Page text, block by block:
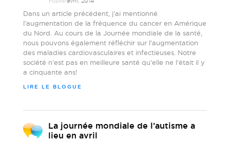
Dans un article précédent, j’ai mentionné
l’augmentation de la fréquence du cancer en Amérique
du Nord. Au cours de la Journée mondiale de la santé,
nous pouvons également réfléchir sur l’augmentation
des maladies cardiovasculaires et infectieuses. Notre
société n’est pas en meilleure santé qu’elle ne l’était il y
a cinquante ans!
LIRE LE BLOGUE
La journée mondiale de l’autisme a
lieu en avril